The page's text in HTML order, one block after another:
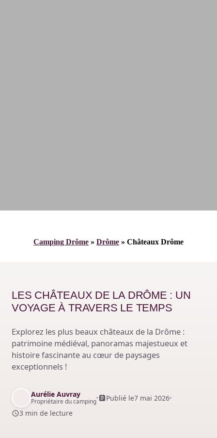
Camping Drôme » Drôme » Châteaux Drôme
LES CHÂTEAUX DE LA DRÔME : UN
VOYAGE À TRAVERS LE TEMPS
Explorez les plus beaux châteaux de la Drôme :
patrimoine médiéval, panoramas majestueux et
histoire fascinante au cœur de paysages
exceptionnels !
Aurélie Auvray
Propriétaire du camping Publié le7 mai 2026
3 min de lecture